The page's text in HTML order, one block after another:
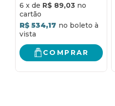
6 x de R$ 89,03
R$ 534,17
COMPRAR